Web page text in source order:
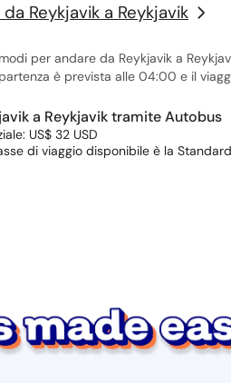
Reykjavik a Reykjavik
per andare da Reykjavik a
è prevista alle 04:00 e il
a Reykjavik tramite Autobus
US$ 32 USD
di viaggio disponibile è la